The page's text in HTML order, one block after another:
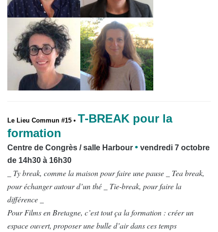
Le Lieu Commun #15 • T-BREAK pour la
formation
Centre de Congrès / salle Harbour • vendredi 7 octobre
de 14h30 à 16h30
_ Ty break, comme la maison pour faire une pause _ Tea break,
pour échanger autour d’un thé _ Tie-break, pour faire la
différence _
Pour Films en Bretagne, c’est tout ça la formation : créer un
espace ouvert, proposer une bulle d’air dans ces temps